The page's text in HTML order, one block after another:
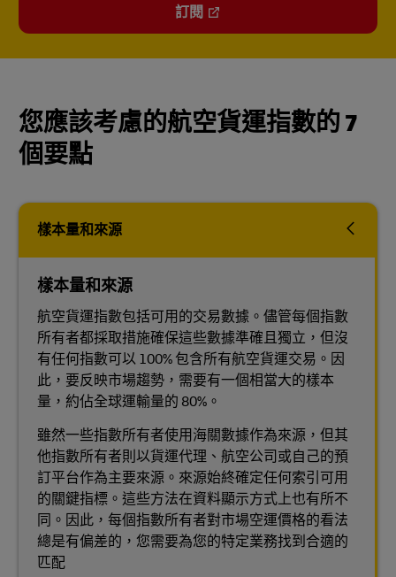
訂閱
您應該考慮的航空貨運指數的 7
個要點
樣本量和來源
樣本量和來源
航空貨運指數包括可用的交易數據。儘管每個指數
所有者都採取措施確保這些數據準確且獨立，但沒
有任何指數可以 100% 包含所有航空貨運交易。因
此，要反映市場趨勢，需要有一個相當大的樣本
量，約佔全球運輸量的 80%。
雖然一些指數所有者使用海關數據作為來源，但其
他指數所有者則以貨運代理、航空公司或自己的預
訂平台作為主要來源。來源始終確定任何索引可用
的關鍵指標。這些方法在資料顯示方式上也有所不
同。因此，每個指數所有者對市場空運價格的看法
總是有偏差的，您需要為您的特定業務找到合適的
匹配